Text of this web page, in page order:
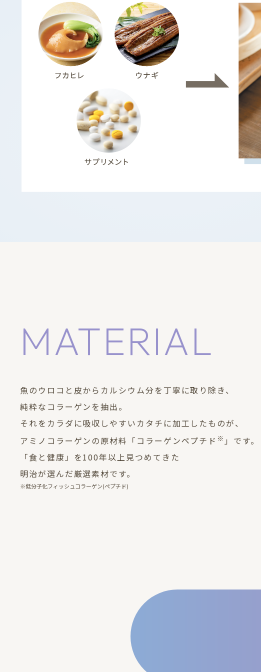
MATERIAL
魚のウロコと皮からカルシウム分を丁寧に取り除き、
純粋なコラーゲンを抽出。
それをカラダに吸収しやすいカタチに加工したものが、
アミノコラーゲンの原材料「コラーゲンペプチド ※ 」です。
「食と健康」を100年以上見つめてきた
明治が選んだ厳選素材です。
※低分子化フィッシュコラーゲン(ペプチド)